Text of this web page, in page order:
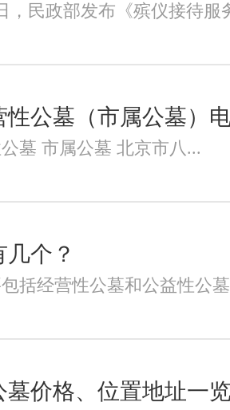
，民政部发布《殡仪接待服
性公墓（市属公墓）
墓 市属公墓 北京市八...
个？
括经营性公墓和公益性公
墓价格、位置地址一